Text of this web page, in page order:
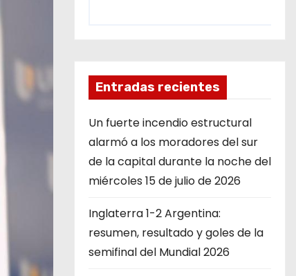
Entradas recientes
Un fuerte incendio estructural
alarmó a los moradores del sur
de la capital durante la noche del
miércoles 15 de julio de 2026
Inglaterra 1-2 Argentina:
resumen, resultado y goles de la
semifinal del Mundial 2026